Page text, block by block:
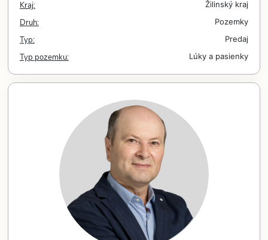
Kraj: Žilinský kraj
Druh: Pozemky
Typ: Predaj
Typ pozemku: Lúky a pasienky